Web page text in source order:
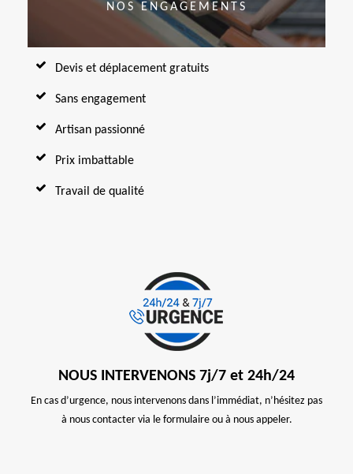
NOS ENGAGEMENTS
Devis et déplacement gratuits
Sans engagement
Artisan passionné
Prix imbattable
Travail de qualité
NOUS INTERVENONS 7j/7 et 24h/24
En cas d’urgence, nous intervenons dans l’immédiat, n’hésitez pas
à nous contacter via le formulaire ou à nous appeler.